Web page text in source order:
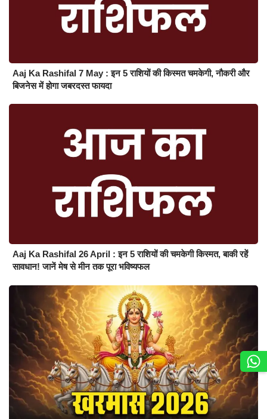
Aaj Ka Rashifal 7 May : इन 5 राशियों की किस्मत चमकेगी, नौकरी और
बिजनेस में होगा जबरदस्त फायदा
Aaj Ka Rashifal 26 April : इन 5 राशियों की चमकेगी किस्मत, बाकी रहें
सावधान! जानें मेष से मीन तक पूरा भविष्यफल